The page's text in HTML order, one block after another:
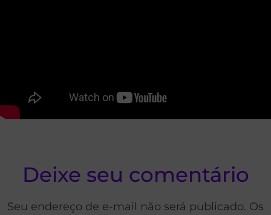
Deixe seu comentário
Seu endereço de e-mail não será publicado. Os